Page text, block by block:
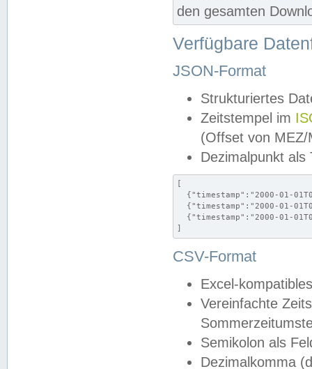
den gesamten
Verfügbare
JSON-Format
Strukturiertes
Zeitstempel im
(Offset von MEZ/
Dezimalpunkt als
[
{"timestamp":"2000-01-
{"timestamp":"2000-01-
{"timestamp":"2000-01-
]
CSV-Format
Excel-
Vereinfachte
Semikolon als
Dezimalkomma